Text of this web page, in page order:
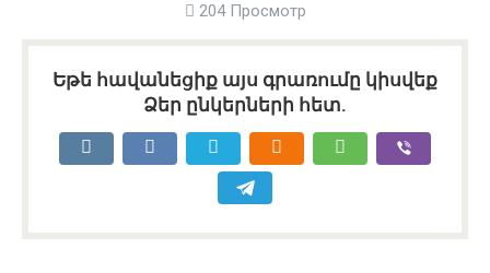
204 Просмотр
Եթե հավանեցիք այս գրառումը կիսվեք
Ձեր ընկերների հետ.